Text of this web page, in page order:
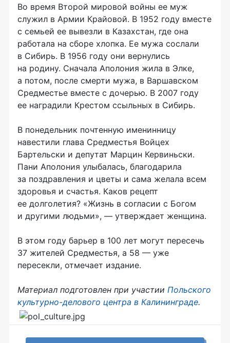
Во время Второй мировой войны ее муж
служил в Армии Крайовой. В 1952 году вместе
с семьей ее вывезли в Казахстан, где она
работала на сборе хлопка. Ее мужа сослали
в Сибирь. В 1956 году они вернулись
на родину. Сначала Аполония жила в Элке,
а потом, после смерти мужа, в Варшавском
Средместье вместе с дочерью. В 2007 году
ее наградили Крестом ссыльных в Сибирь.
В понедельник почтенную именинницу
навестили глава Средместья Войцех
Бартельски и депутат Марцин Кервиньски.
Пани Аполония улыбалась, благодарила
за поздравления и цветы и сама желала всем
здоровья и счастья. Каков рецепт
ее долголетия? «Жизнь в согласии с Богом
и другими людьми», — утверждает женщина.
В этом году барьер в 100 лет могут пересечь
37 жителей Средместья, а 58 — уже
пересекли, отмечает издание.
Материал подготовлен при участии Польского
культурно-делового центра в Калининграде.